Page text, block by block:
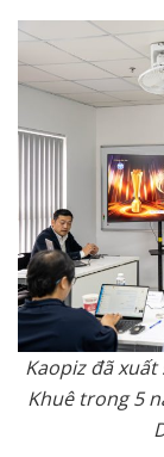
Kaopiz đã
Khuê trong 5